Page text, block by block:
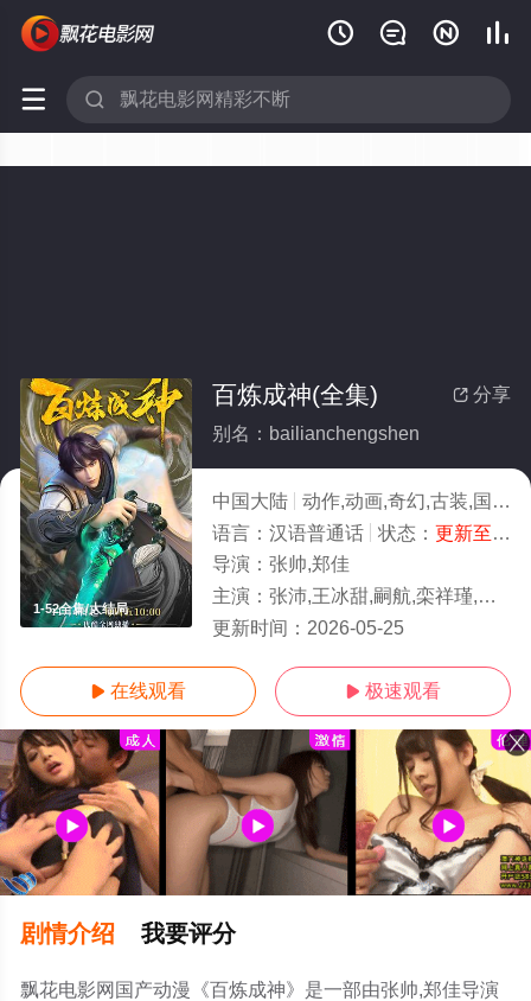
   
 
1-52全集/大结局
 分享
百炼成神(全集)
别名：bailianchengshen
中国大陆
动作,动画,奇幻,古装,国产动漫
语言： 汉语普通话 状态： 更新至130集
导演： 张帅,郑佳
主演： 张沛,王冰甜,嗣航,栾祥瑾,宋国庆,孙恺寅,黄进泽,唐昊,桑毓泽,张坤,张若瑜,马程未,陈彦亦,苗洋,姚铭舜,陈瑀,赵梓涵,张桐铭,丁翔威,于凯隆
更新时间： 2026-05-25
 在线观看  极速观看
剧情介绍 我要评分
飘花电影网国产动漫《百炼成神》是一部由张帅,郑佳导演